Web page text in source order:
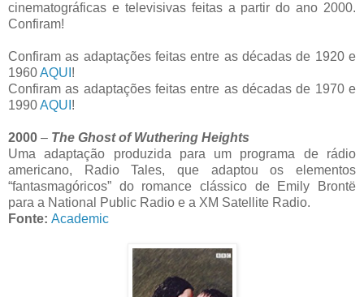
cinematográficas e televisivas feitas a partir do ano 2000.
Confiram!
Confiram as adaptações feitas entre as décadas de 1920 e
1960AQUI !
Confiram as adaptações feitas entre as décadas de 1970 e
1990AQUI !
2000 – The Ghost of Wuthering Heights
Uma adaptação produzida para um programa de rádio
americano, Radio Tales, que adaptou os elementos
“fantasmagóricos” do romance clássico de Emily Brontë
para a National Public Radio e a XM Satellite Radio.
Fonte: Academic